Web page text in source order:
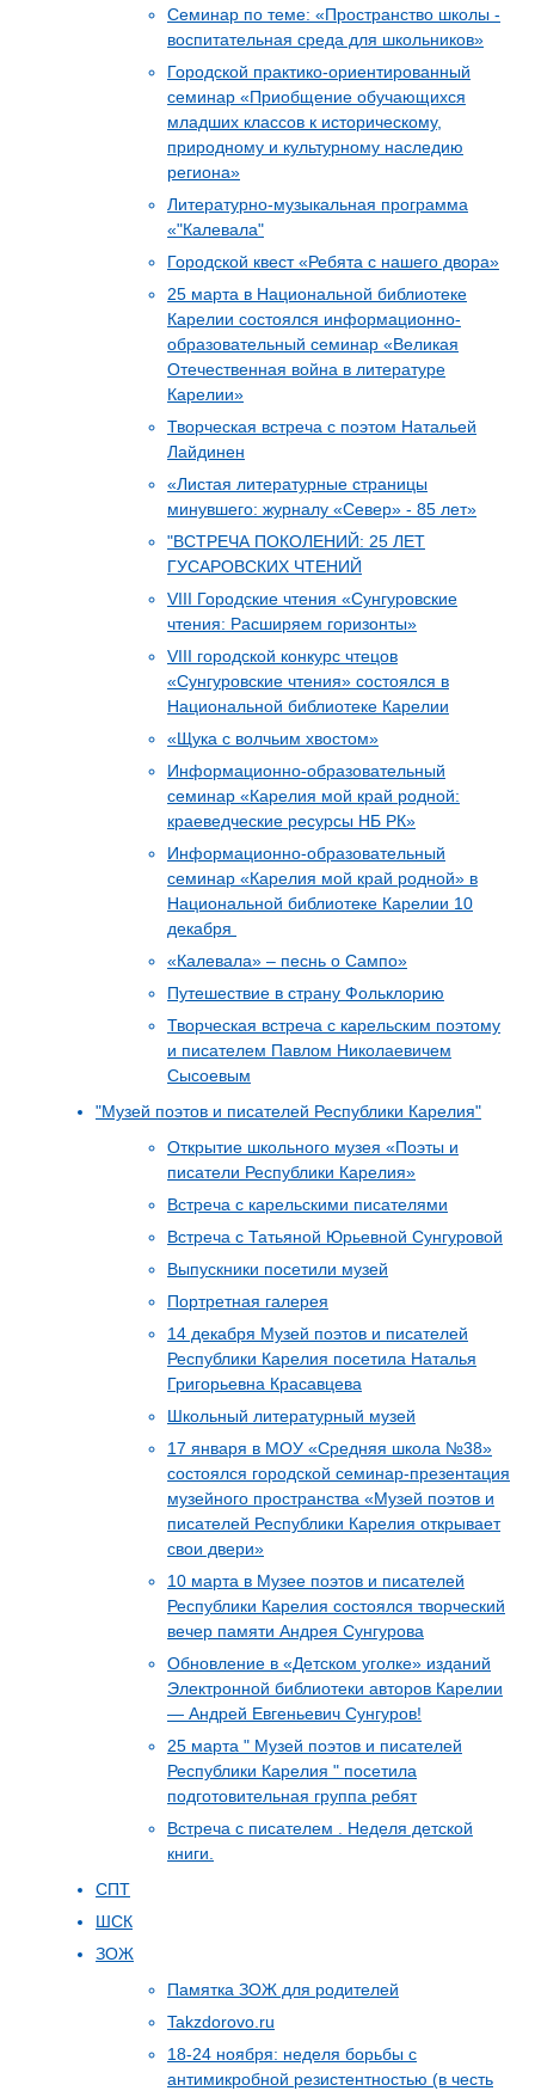
Семинар по теме: «Пространство школы -
воспитательная среда для школьников»
Городской практико-ориентированный
семинар «Приобщение обучающихся
младших классов к историческому,
природному и культурному наследию
региона»
Литературно-музыкальная программа
«"Калевала"
Городской квест «Ребята с нашего двора»
25 марта в Национальной библиотеке
Карелии состоялся информационно-
образовательный семинар «Великая
Отечественная война в литературе
Карелии»
Творческая встреча с поэтом Натальей
Лайдинен
«Листая литературные страницы
минувшего: журналу «Север» - 85 лет»
"ВСТРЕЧА ПОКОЛЕНИЙ: 25 ЛЕТ
ГУСАРОВСКИХ ЧТЕНИЙ
VIII Городские чтения «Сунгуровские
чтения: Расширяем горизонты»
VIII городской конкурс чтецов
«Сунгуровские чтения» состоялся в
Национальной библиотеке Карелии
«Щука с волчьим хвостом»
Информационно-образовательный
семинар «Карелия мой край родной:
краеведческие ресурсы НБ РК»
Информационно-образовательный
семинар «Карелия мой край родной» в
Национальной библиотеке Карелии 10
декабря
«Калевала» – песнь о Сампо»
Путешествие в страну Фольклорию
Творческая встреча с карельским поэтому
и писателем Павлом Николаевичем
Сысоевым
"Музей поэтов и писателей Республики Карелия"
Открытие школьного музея «Поэты и
писатели Республики Карелия»
Встреча с карельскими писателями
Встреча с Татьяной Юрьевной Сунгуровой
Выпускники посетили музей
Портретная галерея
14 декабря Музей поэтов и писателей
Республики Карелия посетила Наталья
Григорьевна Красавцева
Школьный литературный музей
17 января в МОУ «Средняя школа №38»
состоялся городской семинар-презентация
музейного пространства «Музей поэтов и
писателей Республики Карелия открывает
свои двери»
10 марта в Музее поэтов и писателей
Республики Карелия состоялся творческий
вечер памяти Андрея Сунгурова
Обновление в «Детском уголке» изданий
Электронной библиотеки авторов Карелии
— Андрей Евгеньевич Сунгуров!
25 марта " Музей поэтов и писателей
Республики Карелия " посетила
подготовительная группа ребят
Встреча с писателем . Неделя детской
книги.
СПТ
ШСК
ЗОЖ
Памятка ЗОЖ для родителей
Takzdorovo.ru
18-24 ноября: неделя борьбы с
антимикробной резистентностью (в честь